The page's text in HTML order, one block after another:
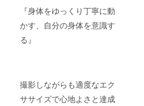
『身体をゆっくり丁寧に動
かす、自分の身体を意識す
る』
撮影しながらも適度なエク
ササイズで心地よさと達成